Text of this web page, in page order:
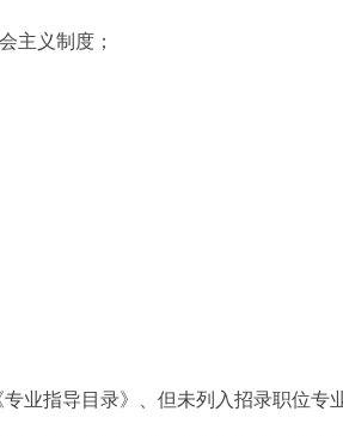
主义制度；
业指导目录》、但未列入招录职位专